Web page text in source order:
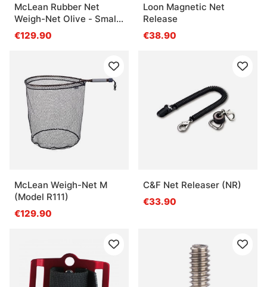
McLean Rubber Net
Weigh-Net Olive - Small
(R112)
€129.90
Loon Magnetic Net
Release
€38.90
McLean Weigh-Net M
(Model R111)
€129.90
C&F Net Releaser (NR)
€33.90